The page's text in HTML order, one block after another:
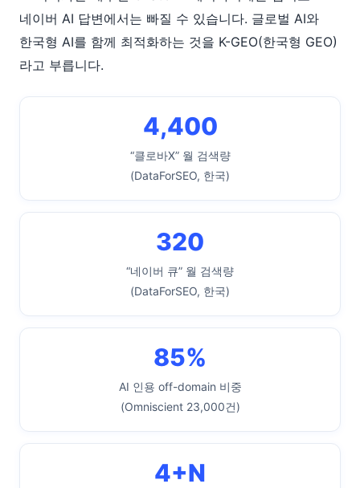
네이버 AI 답변에서는 빠질 수 있습니다. 글로벌 AI와
한국형 AI를 함께 최적화하는 것을 K-GEO(한국형 GEO)
라고 부릅니다.
4,400
“클로바X” 월 검색량
(DataForSEO, 한국)
320
“네이버 큐” 월 검색량
(DataForSEO, 한국)
85%
AI 인용 off-domain 비중
(Omniscient 23,000건)
4+N